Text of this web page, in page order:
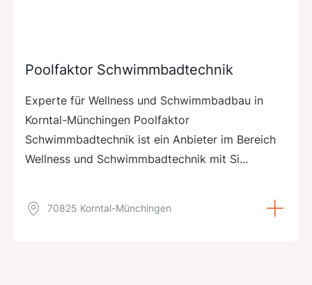
Poolfaktor Schwimmbadtechnik
Experte für Wellness und Schwimmbadbau in
Korntal-Münchingen Poolfaktor
Schwimmbadtechnik ist ein Anbieter im Bereich
Wellness und Schwimmbadtechnik mit Si...
70825 Korntal-Münchingen